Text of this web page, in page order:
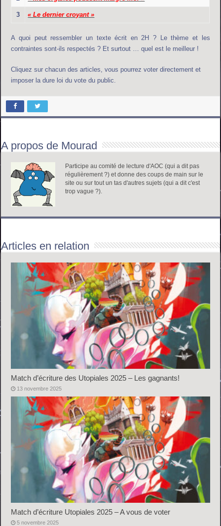
3 « Le dernier croyant »
A quoi peut ressembler un texte écrit en 2H ? Le thème et les
contraintes sont-ils respectés ? Et surtout … quel est le meilleur !
Cliquez sur chacun des articles, vous pourrez voter directement et
imposer la dure loi du vote du public.
A propos de Mourad
Participe au comité de lecture d'AOC (qui a dit pas
régulièrement ?) et donne des coups de main sur le
site ou sur tout un tas d'autres sujets (qui a dit c'est
trop vague ?).
Articles en relation
Match d’écriture des Utopiales 2025 – Les gagnants!
13 novembre 2025
Match d’écriture Utopiales 2025 – A vous de voter
5 novembre 2025